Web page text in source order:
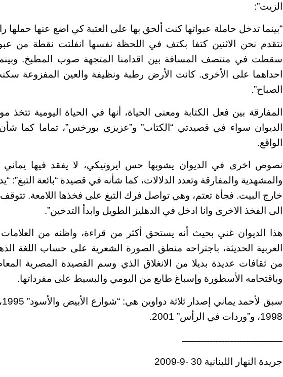
الزيت”:
“بينما تدخل حاملة عبواتها كنت ألحق بها على العتبة كي اضع عنها حملها
نتقدم نحن الاثنين كتفا بكتف في اللحظة نفسها انفلتت نقطة من
سقطت في منتصف المسافة بين اقدامنا المتجهة صوب المطبخ.
احداهما على الأخرى. كانت الأرض رطبة ونظيفة والعين المفزوعة
الصباح”.
المفارقة بين فعل الكتابة ومعنى الحياة، أنها في الحياة اليومية تتخذ
الديوان سواء في قصيدتي “الكتاب” و”عزيزي بورخس”، تماما كما
الواقع.
نصوص اخرى في الديوان يشوبها حس ايروتيكي، لا يفقد فيها يماني
والمشهدية والمفارقة وتعدد الدلالات، كما شأنه في قصيدة “بائعة التبغ”:
خارج البيت. فجأة تعتم، وهي تواصل فرك التبغ على فخذها اللامعة. تتوقف
الى الفخذ الاخرى وانا ادخل في الدهليز الطويل وابدأ التدخين”.
هذا الديوان غني بحيث أنه يستحق أكثر من قراءة، واظنه من
العربية الحديثة، باجتراحه منطق الصورة الشعرية على حساب اللغة
من ثقافات عديدة بديلا من الانغلاق الذي وسم القصيدة المصرية
وباقتحامه الأسطورة وإسباغ طابع من اليومي والبسيط على مفرداتها.
1998، و”وردات في الرأس” 2001.
ـــــــــــــــــــــــــــــــــ
جريدة النهار اللبنانية 30 -9-2009